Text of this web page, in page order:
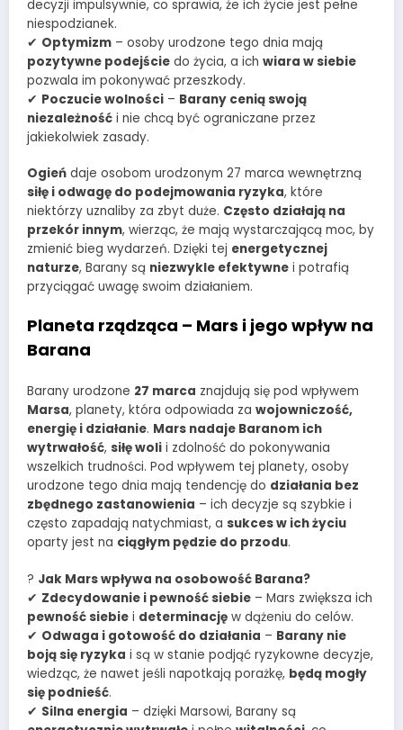
decyzji impulsywnie, co sprawia, że ich życie jest pełne
niespodzianek.
✔ Optymizm – osoby urodzone tego dnia mają
pozytywne podejście do życia, a ich wiara w siebie
pozwala im pokonywać przeszkody.
✔ Poczucie wolności – Barany cenią swoją
niezależność i nie chcą być ograniczane przez
jakiekolwiek zasady.
Ogień daje osobom urodzonym 27 marca wewnętrzną
siłę i odwagę do podejmowania ryzyka, które
niektórzy uznaliby za zbyt duże. Często działają na
przekór innym, wierząc, że mają wystarczającą moc, by
zmienić bieg wydarzeń. Dzięki tej energetycznej
naturze, Barany są niezwykle efektywne i potrafią
przyciągać uwagę swoim działaniem.
Planeta rządząca – Mars i jego wpływ na
Barana
Barany urodzone 27 marca znajdują się pod wpływem
Marsa, planety, która odpowiada za wojowniczość,
energię i działanie. Mars nadaje Baranom ich
wytrwałość, siłę woli i zdolność do pokonywania
wszelkich trudności. Pod wpływem tej planety, osoby
urodzone tego dnia mają tendencję do działania bez
zbędnego zastanowienia – ich decyzje są szybkie i
często zapadają natychmiast, a sukces w ich życiu
oparty jest na ciągłym pędzie do przodu.
? Jak Mars wpływa na osobowość Barana?
✔ Zdecydowanie i pewność siebie – Mars zwiększa ich
pewność siebie i determinację w dążeniu do celów.
✔ Odwaga i gotowość do działania – Barany nie
boją się ryzyka i są w stanie podjąć ryzykowne decyzje,
wiedząc, że nawet jeśli napotkają porażkę, będą mogły
się podnieść.
✔ Silna energia – dzięki Marsowi, Barany są